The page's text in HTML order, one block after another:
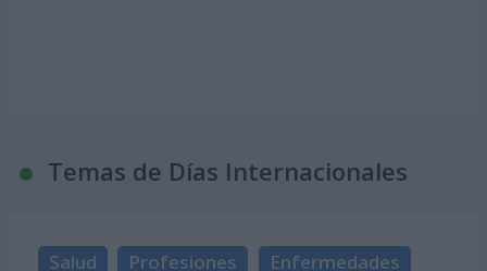
Temas de Días Internacionales
Salud Profesiones Enfermedades